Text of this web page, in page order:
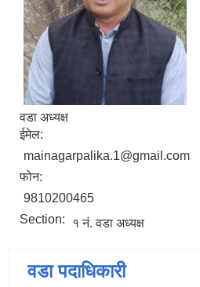
वडा अध्यक्ष
ईमेल:
mainagarpalika.1@gmail.com
फोन:
9810200465
Section:
१ नं. वडा अध्यक्ष
वडा पदाधिकारी